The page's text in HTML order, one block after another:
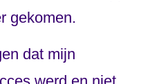
gekomen.
dat mijn